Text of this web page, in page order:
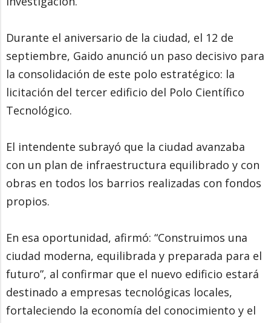
Durante el aniversario de la ciudad, el 12 de
septiembre, Gaido anunció un paso decisivo para
la consolidación de este polo estratégico: la
licitación del tercer edificio del Polo Científico
Tecnológico.
El intendente subrayó que la ciudad avanzaba
con un plan de infraestructura equilibrado y con
obras en todos los barrios realizadas con fondos
propios.
En esa oportunidad, afirmó: “Construimos una
ciudad moderna, equilibrada y preparada para el
futuro”, al confirmar que el nuevo edificio estará
destinado a empresas tecnológicas locales,
fortaleciendo la economía del conocimiento y el